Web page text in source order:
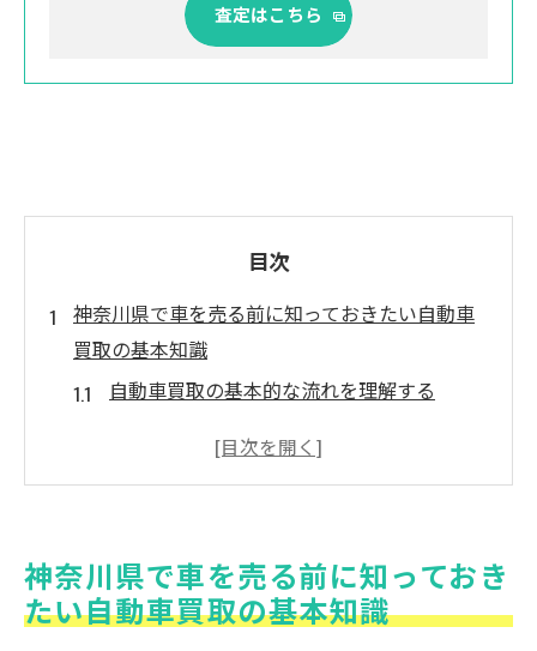
査定はこちら
目次
神奈川県で車を売る前に知っておきたい自動車
買取の基本知識
自動車買取の基本的な流れを理解する
神奈川県に特有の買取市場の特徴
必要書類の準備と手続きの流れ
自動車買取の査定額を最大化するための準備方
神奈川県で車を売る前に知っておき
たい自動車買取の基本知識